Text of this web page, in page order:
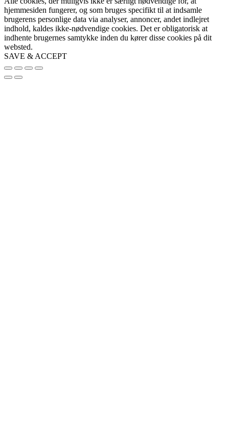
hjemmesiden fungerer, og som bruges specifikt til at indsamle
brugerens personlige data via analyser, annoncer, andet indlejret
indhold, kaldes ikke-nødvendige cookies. Det er obligatorisk at
indhente brugernes samtykke inden du kører disse cookies på dit
websted.
SAVE & ACCEPT